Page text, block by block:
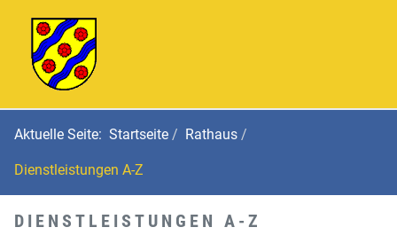
Aktuelle Seite: Startseite Rathaus
Dienstleistungen A-Z
DIENSTLEISTUNGEN A-Z